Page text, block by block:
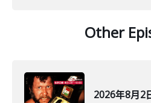
Other
2026年8月2